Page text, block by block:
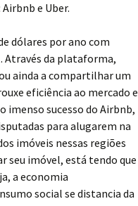
e Uber.
dólares por ano com
Através da plataforma,
ainda a compartilhar um
eficiência ao mercado e
imenso sucesso do Airbnb,
para alugarem na
imóveis nessas regiões
seu imóvel, está tendo que
a economia
social se distancia da